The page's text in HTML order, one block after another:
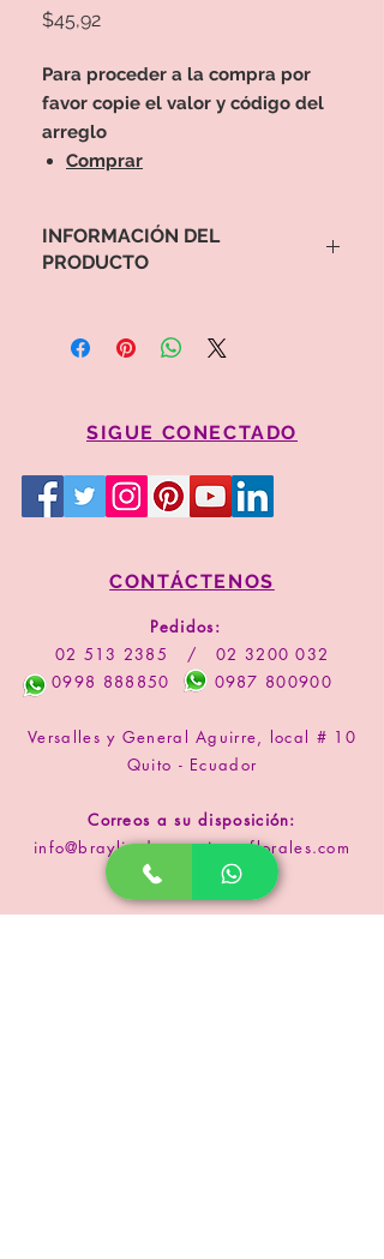
$45,92Precio
Para proceder a la compra por
favor copie el valor y código del
arreglo
Comprar
INFORMACIÓN DEL
PRODUCTO
Comprar
SIGUE CONECTADO
CONTÁCTENOS
Pedidos:
02 513 2385
/02 3200 032
0998 888850
0987 800900
Versalles y General Aguirre, local # 10
Quito - Ecuador
Correos a su disposición:
info@braylissdecoracionesflorales.com